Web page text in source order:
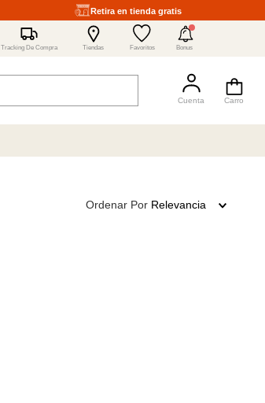
Retira en tienda gratis
Tracking De Compra Tiendas Favoritos
4
Bonus
Ordenar Por Relevancia